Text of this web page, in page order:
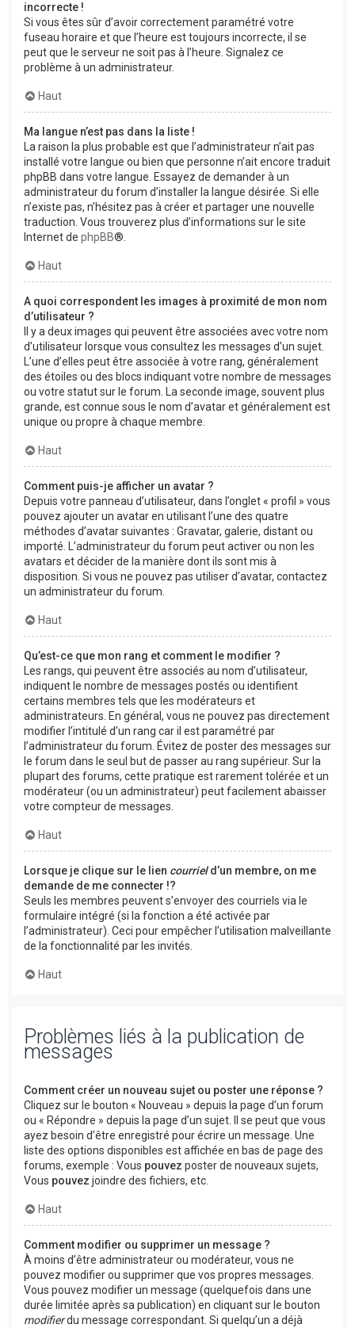
incorrecte !
Si vous êtes sûr d’avoir correctement paramétré votre
fuseau horaire et que l’heure est toujours incorrecte, il se
peut que le serveur ne soit pas à l’heure. Signalez ce
problème à un administrateur.
Haut
Ma langue n’est pas dans la liste !
La raison la plus probable est que l’administrateur n’ait pas
installé votre langue ou bien que personne n’ait encore traduit
phpBB dans votre langue. Essayez de demander à un
administrateur du forum d’installer la langue désirée. Si elle
n’existe pas, n’hésitez pas à créer et partager une nouvelle
traduction. Vous trouverez plus d’informations sur le site
Internet de phpBB®.
Haut
A quoi correspondent les images à proximité de mon nom
d’utilisateur ?
Il y a deux images qui peuvent être associées avec votre nom
d’utilisateur lorsque vous consultez les messages d’un sujet.
L’une d’elles peut être associée à votre rang, généralement
des étoiles ou des blocs indiquant votre nombre de messages
ou votre statut sur le forum. La seconde image, souvent plus
grande, est connue sous le nom d’avatar et généralement est
unique ou propre à chaque membre.
Haut
Comment puis-je afficher un avatar ?
Depuis votre panneau d’utilisateur, dans l’onglet « profil » vous
pouvez ajouter un avatar en utilisant l’une des quatre
méthodes d’avatar suivantes : Gravatar, galerie, distant ou
importé. L’administrateur du forum peut activer ou non les
avatars et décider de la manière dont ils sont mis à
disposition. Si vous ne pouvez pas utiliser d’avatar, contactez
un administrateur du forum.
Haut
Qu’est-ce que mon rang et comment le modifier ?
Les rangs, qui peuvent être associés au nom d’utilisateur,
indiquent le nombre de messages postés ou identifient
certains membres tels que les modérateurs et
administrateurs. En général, vous ne pouvez pas directement
modifier l’intitulé d’un rang car il est paramétré par
l’administrateur du forum. Évitez de poster des messages sur
le forum dans le seul but de passer au rang supérieur. Sur la
plupart des forums, cette pratique est rarement tolérée et un
modérateur (ou un administrateur) peut facilement abaisser
votre compteur de messages.
Haut
Lorsque je clique sur le lien courrield’un membre, on me
demande de me connecter !?
Seuls les membres peuvent s’envoyer des courriels via le
formulaire intégré (si la fonction a été activée par
l’administrateur). Ceci pour empêcher l’utilisation malveillante
de la fonctionnalité par les invités.
Haut
Problèmes liés à la publication de
messages
Comment créer un nouveau sujet ou poster une réponse ?
Cliquez sur le bouton « Nouveau » depuis la page d’un forum
ou « Répondre » depuis la page d’un sujet. Il se peut que vous
ayez besoin d’être enregistré pour écrire un message. Une
liste des options disponibles est affichée en bas de page des
forums, exemple : Vous pouvez poster de nouveaux sujets,
Vous pouvez joindre des fichiers, etc.
Haut
Comment modifier ou supprimer un message ?
À moins d’être administrateur ou modérateur, vous ne
pouvez modifier ou supprimer que vos propres messages.
Vous pouvez modifier un message (quelquefois dans une
durée limitée après sa publication) en cliquant sur le bouton
modifierdu message correspondant. Si quelqu’un a déjà